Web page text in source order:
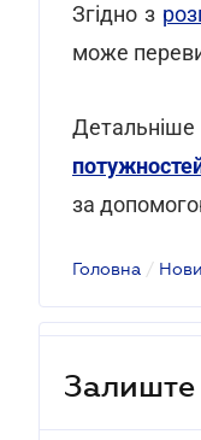
Згідно з
може
Детальніше
за
Головна /
Залиште